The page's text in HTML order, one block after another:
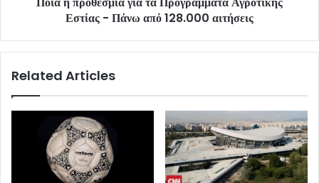
Εστίας - Πάνω από 128.000 αιτήσεις
Related Articles